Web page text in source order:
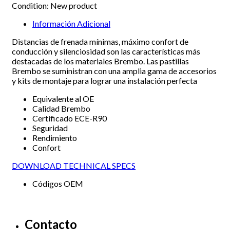
Condition: New product
Información Adicional
Distancias de frenada mínimas, máximo confort de
conducción y silenciosidad son las características más
destacadas de los materiales Brembo. Las pastillas
Brembo se suministran con una amplia gama de accesorios
y kits de montaje para lograr una instalación perfecta
Equivalente al OE
Calidad Brembo
Certificado ECE-R90
Seguridad
Rendimiento
Confort
DOWNLOAD TECHNICAL SPECS
Códigos OEM
Contacto